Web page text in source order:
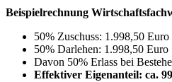
Beispielrechnung
50% Zuschuss: 1.998,50 Euro
50% Darlehen: 1.998,50 Euro
Davon 50% Erlass bei
Effektiver Eigenanteil: ca.